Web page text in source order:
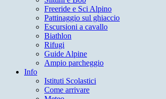
Freeride e Sci Alpino
Pattinaggio sul ghiaccio
Escursioni a cavallo
Biathlon
Rifugi
Guide Alpine
Ampio parcheggio
Info
Istituti Scolastici
Come arrivare